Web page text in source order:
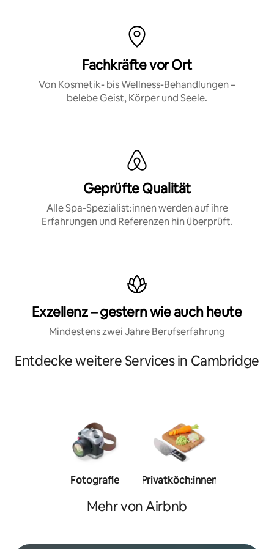
Fachkräfte vor Ort
Von Kosmetik- bis Wellness-Behandlungen –
belebe Geist, Körper und Seele.
Geprüfte Qualität
Alle Spa-Spezialist:innen werden auf ihre
Erfahrungen und Referenzen hin überprüft.
Exzellenz – gestern wie auch heute
Mindestens zwei Jahre Berufserfahrung
Entdecke weitere Services in Cambridge
Fotografie Privatköch:innen
Mehr von Airbnb